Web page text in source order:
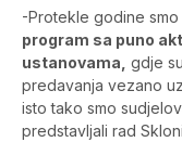
-Protekle godine smo
program sa puno
ustanovama, gdje
predavanja vezano
isto tako smo
predstavljali rad